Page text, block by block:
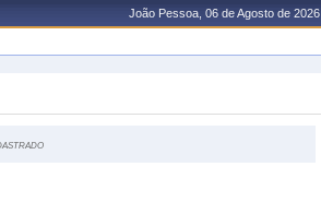
João Pessoa, 06 de Agosto de 2026